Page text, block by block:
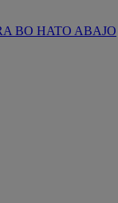
BO HATO ABAJO